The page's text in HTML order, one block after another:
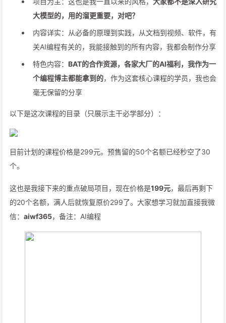
大模型的，用的溜更重要，对吧？
内容详实：从必备的原理到实践，从文档到视频、软件，有
关AI编程有关的，我能接触到的所有内容，我都会制作分享
特色内容： BAT的合作资源，各家大厂的AI福利，我作为一
个编程博主都能拿到的，作为这套核心课程的学员，我也会
毫无保留的分享
以下是这次课程的目录（只展示主干必学部分）：
目前计划的课程价格是299元。预售留的50个名额已经秒空了30
个。
这也是我接下来的重点破局项目，现在价格是199元，最后再剩下
的20个名额，满人后就恢复原价299了。大家想学习就加直接我微
信： aiwf365，备注：AI编程